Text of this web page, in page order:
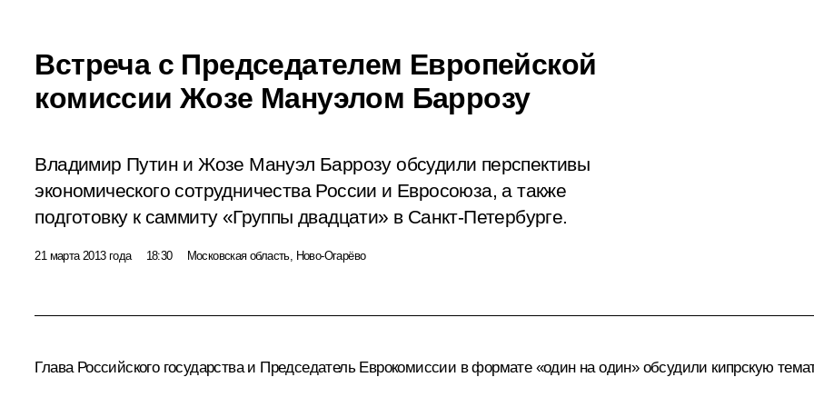
Встреча с Председателем Европейской
комиссии Жозе Мануэлом Баррозу
Владимир Путин и Жозе Мануэл Баррозу обсудили перспективы
экономического сотрудничества России и Евросоюза, а также
подготовку к саммиту «Группы двадцати» в Санкт-Петербурге.
21 марта 2013 года 18:30 Московская область, Ново-Огарёво
Глава Российского государства и Председатель Еврокомиссии в формате «один на один» обсудили кипрскую